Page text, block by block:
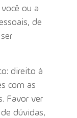
ou a
de
direito à
com as
Favor ver
dúvidas,